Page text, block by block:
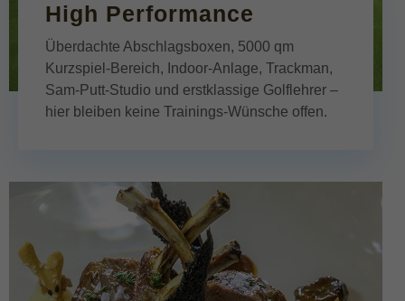
High Performance
Überdachte Abschlagsboxen, 5000 qm
Kurzspiel-Bereich, Indoor-Anlage, Trackman,
Sam-Putt-Studio und erstklassige Golflehrer –
hier bleiben keine Trainings-Wünsche offen.